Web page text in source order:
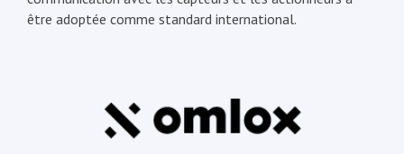
être adoptée comme standard international.